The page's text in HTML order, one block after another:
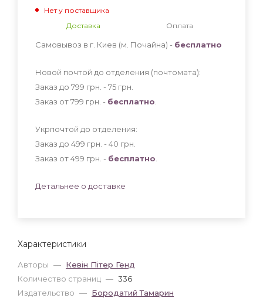
Характеристики
Авторы — Кевін Пітер Генд
Количество страниц — 336
Издательство — Бородатий Тамарин
Нет у поставщика
Доставка
Оплата
Самовывоз в г. Киев (м. Почайна) - бесплатно
Новой почтой до отделения (почтомата):
Заказ до 799 грн. - 75 грн
Заказ от 799 грн. - бесплатно
Укрпочтой до отделения:
Заказ до 499 грн. - 40 грн
Заказ от 499 грн. - бесплатно
Детальнее о доставке